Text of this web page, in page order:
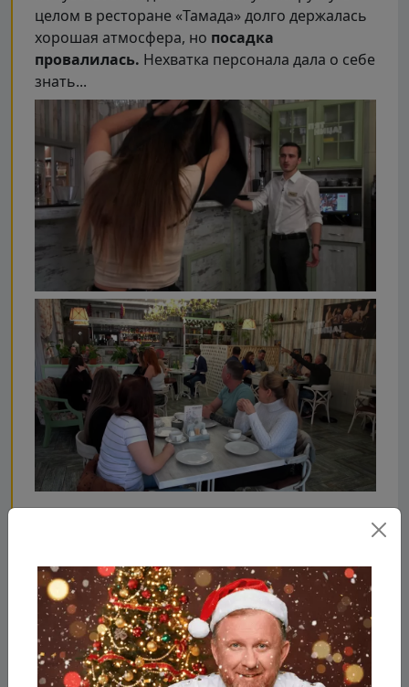
целом в ресторане «Тамада» долго держалась
хорошая атмосфера, но посадка
провалилась. Нехватка персонала дала о себе
знать...
реконструкции Константина
и его команды?
Шеф Ивлев и его команда сохранили вывеску,
название и стиль кафе «Тамада». Но